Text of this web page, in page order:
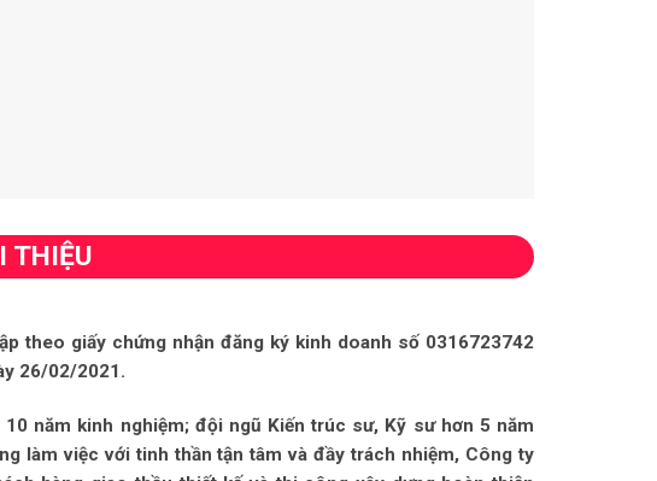
THIỆU
theo giấy chứng nhận đăng ký kinh doanh số 0316723742
26/02/2021.
năm kinh nghiệm; đội ngũ Kiến trúc sư, Kỹ sư hơn 5 năm
làm việc với tinh thần tận tâm và đầy trách nhiệm, Công ty